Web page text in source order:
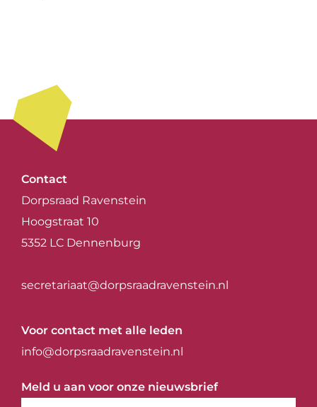
Contact
Dorpsraad Ravenstein
Hoogstraat 10
5352 LC Dennenburg
secretariaat@dorpsraadravenstein.nl
Voor contact met alle leden
info@dorpsraadravenstein.nl
Meld u aan voor onze nieuwsbrief